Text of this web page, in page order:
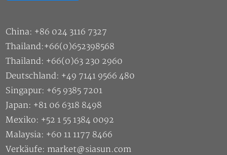
China: +86 024 3116 7327
Thailand:+66(0)652398568
Thailand: +66(0)63 230 2960
Deutschland: +49 7141 9566 480
Singapur: +65 9385 7201
Japan: +81 06 6318 8498
Mexiko: +52 1 55 1384 0092
Malaysia: +60 11 1177 8466
Verkäufe: market@siasun.com